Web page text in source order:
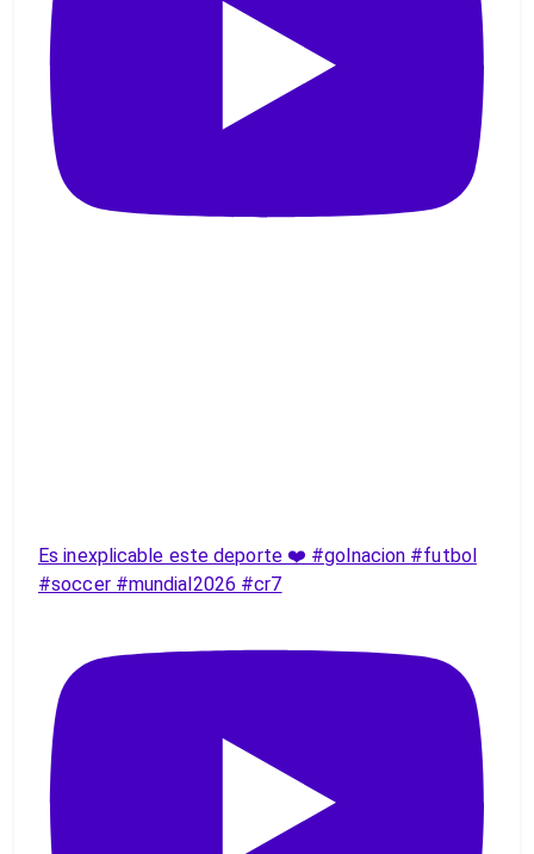
Es inexplicable este deporte ❤️ #golnacion #futbol
#soccer #mundial2026 #cr7